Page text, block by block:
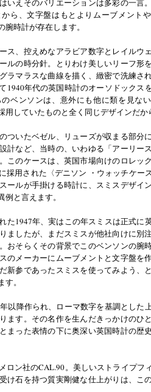
いえそのバリエーションは多彩の一言
ら、文字盤はもとよりムーブメント
時計が存在します。
ス、控えめなアラビア数字とレイルウ
ルの時分針。とりわけ美しいリーフ形
ラマラスな曲線を描く、緻密で洗練さ
1940年代の英国時計のオーソドックス
ベンソンは、意外にも他に類を見な
用していたものと全く同じデザインだか
ついたベゼル、リューズが収まる部分
計など、当時の、いわゆる「アーリー
このケースは、英国市場向けのロレッ
採用された〈デニソン ・ウォッチケー
ールが手掛ける時計に、スミスデザイ
と言えます。
た1947年、実はこの年スミスは正式に
ましたが、まだスミスが他社向けに別
おそらくその背景でこのベンソンの腕
のメーカーにムーブメントと文字盤を
新参であったスミスを使ってみよう、
。
以降作られ、ローマ数字を基調とした
ます。その名作を生んだきっかけのひ
まった表情の下に奥深い英国時計の歴
ロン社のCAL.90。美しいストライプフ
け石を持つ質実剛健な仕上がりは、こ